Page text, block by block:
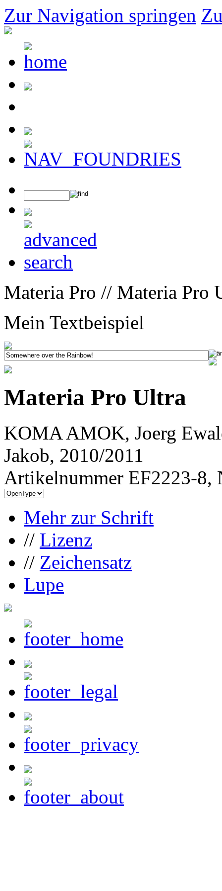
Zur Navigation springen
Materia Pro // Materia Pro
Mein Textbeispiel
Materia Pro Ultra
KOMA AMOK, Joerg
Jakob, 2010/2011
Artikelnummer EF2223-8,
Mehr zur Schrift
// Lizenz
// Zeichensatz
Lupe